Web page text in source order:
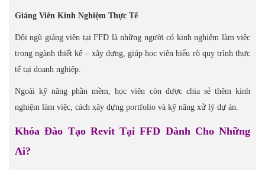
Giảng Viên Kinh Nghiệm Thực Tế
Đội ngũ giảng viên tại FFD là những người có kinh nghiệm làm việc
trong ngành thiết kế – xây dựng, giúp học viên hiểu rõ quy trình thực
tế tại doanh nghiệp.
Ngoài kỹ năng phần mềm, học viên còn được chia sẻ thêm kinh
nghiệm làm việc, cách xây dựng portfolio và kỹ năng xử lý dự án.
Khóa Đào Tạo Revit Tại FFD Dành Cho Những
Ai?